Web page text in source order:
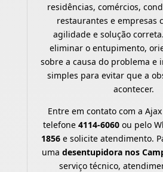
residências, comércios,
restaurantes e empresas
agilidade e solução
eliminar o entupimento,
sobre a causa do problema e
simples para evitar que a
acontecer.
Entre em contato com a
telefone 4114-6060ou pelo
1856e solicite atendimento.
umadesentupidora nos
serviço técnico,